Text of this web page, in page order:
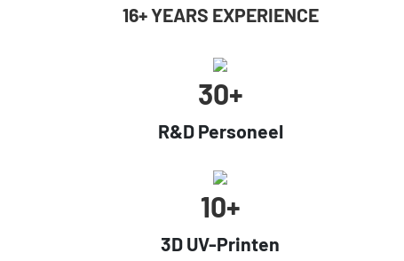
16+ YEARS EXPERIENCE
30+
R&D Personeel
10+
3D UV-Printen